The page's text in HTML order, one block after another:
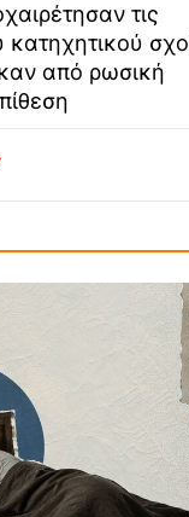
τις
κατηχητικού
από ρωσική